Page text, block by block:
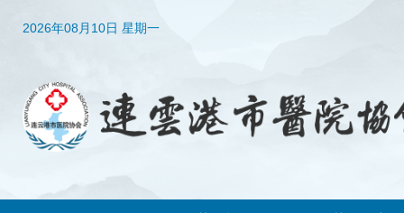
2026年08月10日 星期一